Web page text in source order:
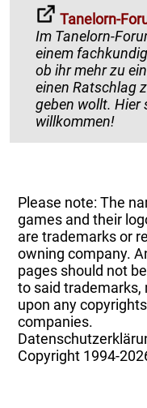
Tanelorn-
Im Tanelorn-
einem
ob ihr mehr zu einem Produkt wissen wollt¸
einen Ratschlag
geben wollt. Hier seid
willkommen!
Please note: The
games and their
are trademarks or
owning company.
pages should not
to said trademarks,
upon any
companies.
Copyright 1994-